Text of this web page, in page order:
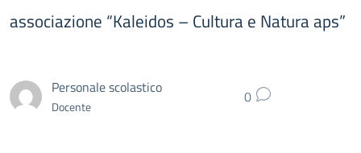
associazione “Kaleidos – Cultura e Natura aps”
Personale scolastico
Docente 0